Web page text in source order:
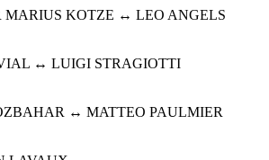
MARIUS KOTZE ↔ LEO ANGELS
↔ LUIGI STRAGIOTTI
↔ MATTEO PAULMIER